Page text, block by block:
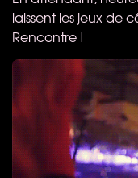
laissent les jeux de
Rencontre !